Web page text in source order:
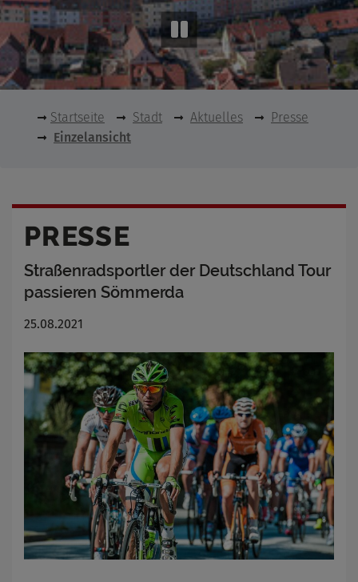
Startseite Stadt Aktuelles
Presse
Einzelansicht
PRESSE
Straßenradsportler der Deutschland Tour
passieren Sömmerda
25.08.2021